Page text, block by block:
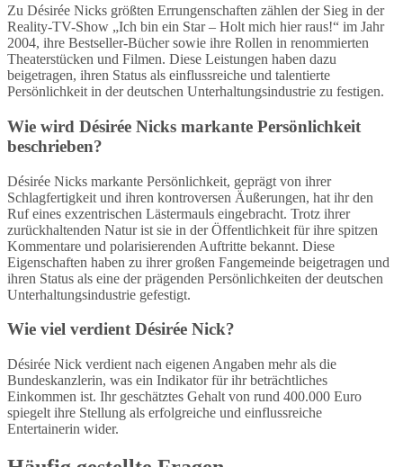
Zu Désirée Nicks größten Errungenschaften zählen der Sieg in der
Reality-TV-Show „Ich bin ein Star – Holt mich hier raus!“ im Jahr
2004, ihre Bestseller-Bücher sowie ihre Rollen in renommierten
Theaterstücken und Filmen. Diese Leistungen haben dazu
beigetragen, ihren Status als einflussreiche und talentierte
Persönlichkeit in der deutschen Unterhaltungsindustrie zu festigen.
Wie wird Désirée Nicks markante Persönlichkeit
beschrieben?
Désirée Nicks markante Persönlichkeit, geprägt von ihrer
Schlagfertigkeit und ihren kontroversen Äußerungen, hat ihr den
Ruf eines exzentrischen Lästermauls eingebracht. Trotz ihrer
zurückhaltenden Natur ist sie in der Öffentlichkeit für ihre spitzen
Kommentare und polarisierenden Auftritte bekannt. Diese
Eigenschaften haben zu ihrer großen Fangemeinde beigetragen und
ihren Status als eine der prägenden Persönlichkeiten der deutschen
Unterhaltungsindustrie gefestigt.
Wie viel verdient Désirée Nick?
Désirée Nick verdient nach eigenen Angaben mehr als die
Bundeskanzlerin, was ein Indikator für ihr beträchtliches
Einkommen ist. Ihr geschätztes Gehalt von rund 400.000 Euro
spiegelt ihre Stellung als erfolgreiche und einflussreiche
Entertainerin wider.